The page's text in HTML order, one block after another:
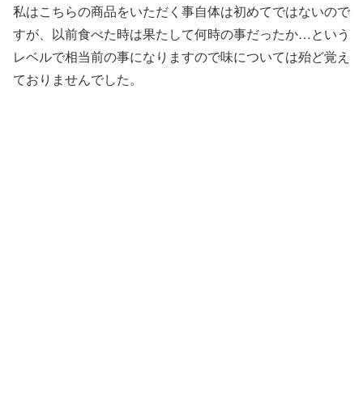
私はこちらの商品をいただく事自体は初めてではないので
すが、以前食べた時は果たして何時の事だったか…という
レベルで相当前の事になりますので味については殆ど覚え
ておりませんでした。